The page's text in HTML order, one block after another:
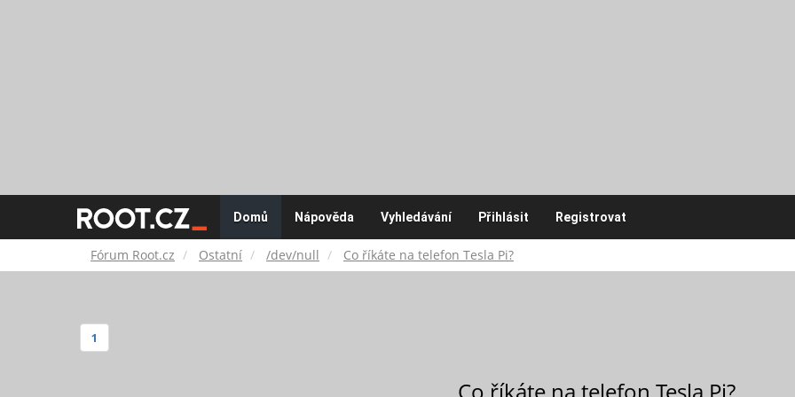
Fórum
Root.cz
Domů Nápověda Vyhledávání Přihlásit Registrovat
Fórum Root.cz Ostatní /dev/null Co říkáte na telefon Tesla Pi?
1